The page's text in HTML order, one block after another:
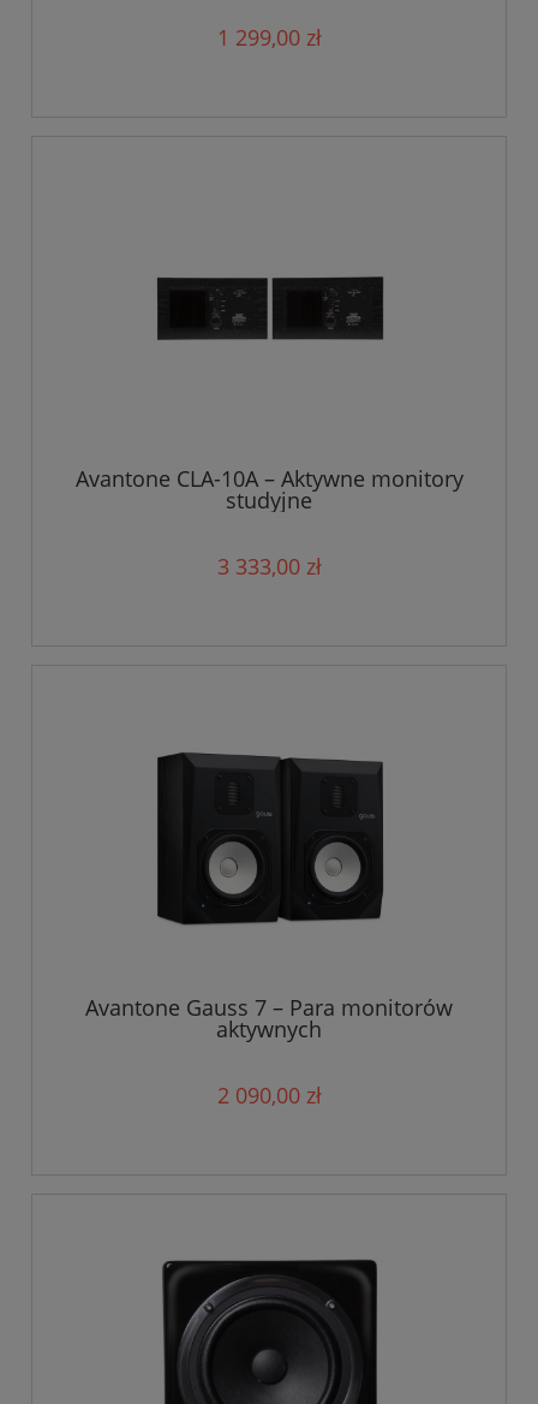
1 299,00 zł
Avantone CLA-10A – Aktywne monitory
studyjne
3 333,00 zł
Avantone Gauss 7 – Para monitorów
aktywnych
2 090,00 zł